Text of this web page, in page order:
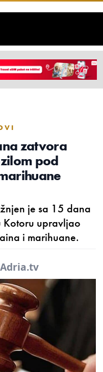
zatvora
pod
je sa 15 dana
upravljao
i marihuane.
Adria.tv